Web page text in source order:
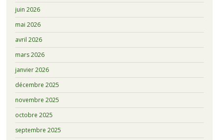
juin 2026
mai 2026
avril 2026
mars 2026
janvier 2026
décembre 2025
novembre 2025
octobre 2025
septembre 2025